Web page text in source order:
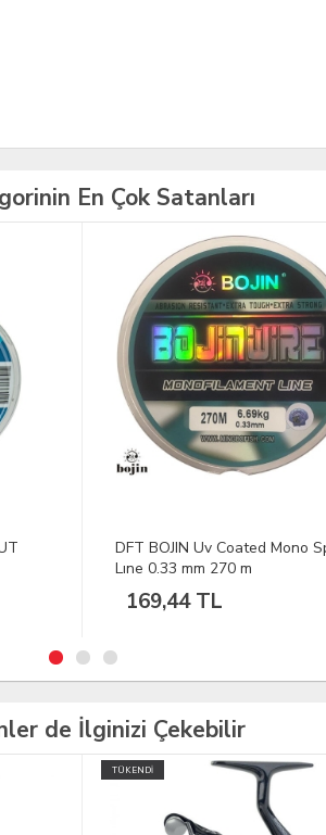
En Çok Satanları
DFT Bojin Swordfish Misina
Kutu 150m-0.50mm
266,78 TL
de İlginizi Çekebilir
TÜKENDİ